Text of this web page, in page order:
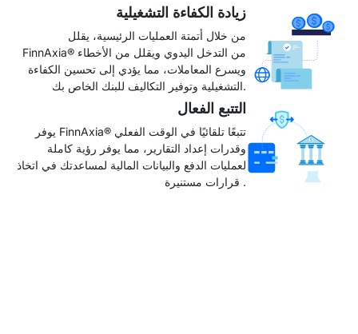
زيادة الكفاءة التشغيلية
من خلال أتمتة العمليات الرئيسية، يقلل
FinnAxia® من التدخل اليدوي ويقلل من الأخطاء
ويسرع المعاملات، مما يؤدي إلى تحسين الكفاءة
التشغيلية وتوفير التكاليف للبنك الخاص بك.
التتبع الفعال
يوفر FinnAxia® تتبعًا تلقائيًا في الوقت الفعلي
وقدرات إعداد التقارير، مما يوفر رؤية كاملة
لعمليات الدفع والبيانات المالية لمساعدتك في اتخاذ
قرارات مستنيرة .